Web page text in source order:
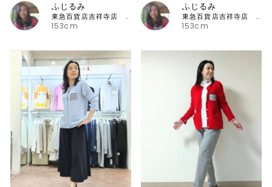
153cm
ふじるみ
東急百貨店吉祥寺店 ピッコーネ
153cm
ふじるみ
東急百貨店吉祥寺店 ピッコーネ